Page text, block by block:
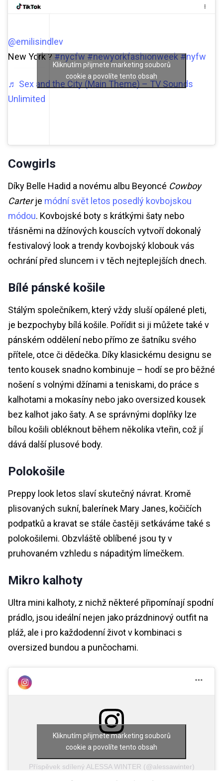
@emilisindlev
New York ?#nycfw#newyorkfashionweek#nyfw
♬ Sex and the City (Main Theme) – TV Sounds
Unlimited
Kliknutím přijmete marketing souborů
cookie a povolíte tento obsah
Cowgirls
Díky Belle Hadid a novému albu Beyoncé Cowboy
Carterje módní svět letos posedlý kovbojskou
módou. Kovbojské boty s krátkými šaty nebo
třásněmi na džínových kouscích vytvoří dokonalý
festivalový look a trendy kovbojský klobouk vás
ochrání před sluncem i v těch nejteplejších dnech.
Bílé pánské košile
Stálým společníkem, který vždy sluší opálené pleti,
je bezpochyby bílá košile. Pořídit si ji můžete také v
pánském oddělení nebo přímo ze šatníku svého
přítele, otce či dědečka. Díky klasickému designu se
tento kousek snadno kombinuje – hodí se pro běžné
nošení s volnými džínami a teniskami, do práce s
kalhotami a mokasíny nebo jako oversized kousek
bez kalhot jako šaty. A se správnými doplňky lze
bílou košili obléknout během několika vteřin, což jí
dává další plusové body.
Polokošile
Preppy look letos slaví skutečný návrat. Kromě
plisovaných sukní, balerínek Mary Janes, kočičích
podpatků a kravat se stále častěji setkáváme také s
polokošilemi. Obzvláště oblíbené jsou ty v
pruhovaném vzhledu s nápaditým límečkem.
Mikro kalhoty
Ultra mini kalhoty, z nichž některé připomínají spodní
prádlo, jsou ideální nejen jako prázdninový outfit na
pláž, ale i pro každodenní život v kombinaci s
oversized bundou a punčochami.
Příspěvek sdílený ALESSA WINTER (@alessawinter)
Kliknutím přijmete marketing souborů
cookie a povolíte tento obsah